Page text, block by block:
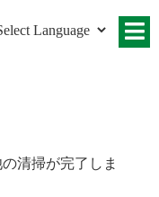
清掃が完了しま